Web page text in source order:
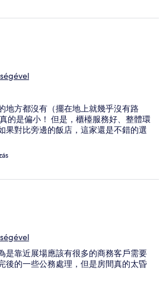
地方都沒有（擺在地上就幾乎沒有路
的是偏小！ 但是，櫃檯服務好、整體環
果對比旁邊的飯店，這家還是不錯的選
是靠近展場應該有很多的商務客戶需要
後的一些公務處理，但是房間真的太昏